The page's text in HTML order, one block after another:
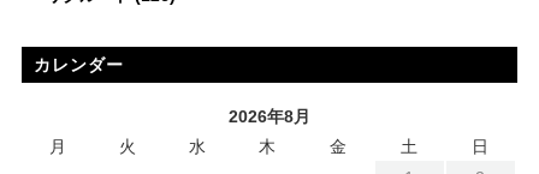
カレンダー
2026年8月
月
火 水 木 金 土
日